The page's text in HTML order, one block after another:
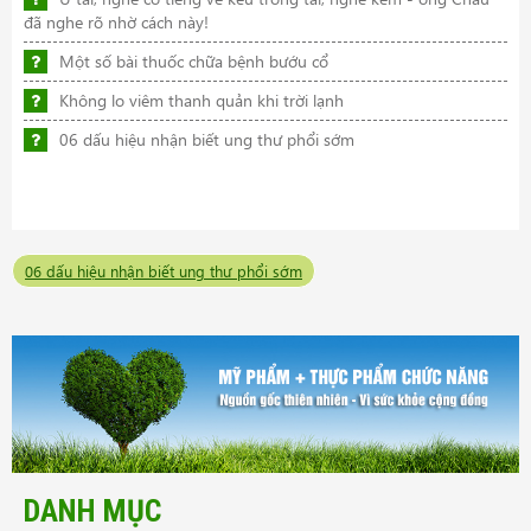
đã nghe rõ nhờ cách này!
Một số bài thuốc chữa bệnh bướu cổ
Không lo viêm thanh quản khi trời lạnh
06 dấu hiệu nhận biết ung thư phổi sớm
06 dấu hiệu nhận biết ung thư phổi sớm
DANH MỤC